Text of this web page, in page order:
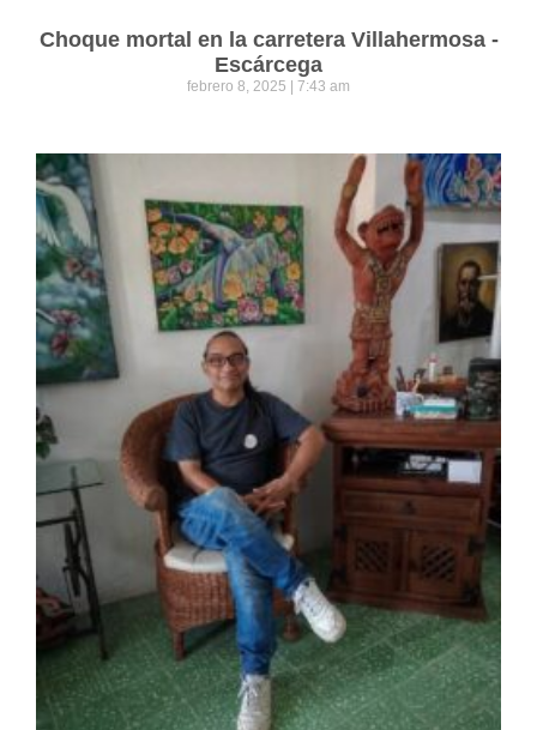
Choque mortal en la carretera Villahermosa -
Escárcega
febrero 8, 2025 7:43 am